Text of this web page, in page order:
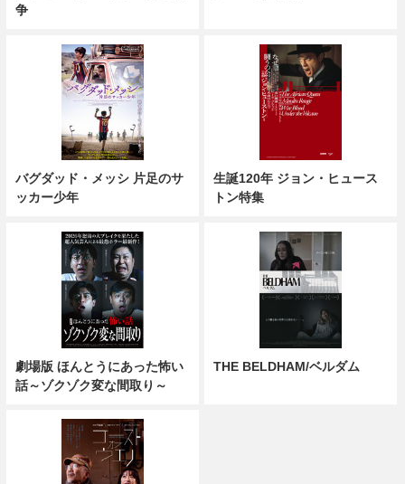
争
バグダッド・メッシ 片足のサ
ッカー少年
生誕120年 ジョン・ヒュース
トン特集
劇場版 ほんとうにあった怖い
話～ゾクゾク変な間取り～
THE BELDHAM/ベルダム